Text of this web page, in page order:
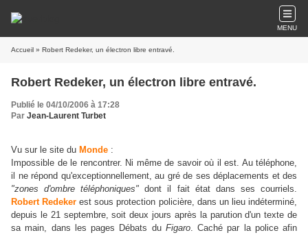
MENU
Accueil » Robert Redeker, un électron libre entravé.
Robert Redeker, un électron libre entravé.
Publié le 04/10/2006 à 17:28
Par Jean-Laurent Turbet
Vu sur le site du Monde :
Impossible de le rencontrer. Ni même de savoir où il est. Au téléphone,
il ne répond qu'exceptionnellement, au gré de ses déplacements et des
"zones d'ombre téléphoniques" dont il fait état dans ses courriels.
Robert Redeker est sous protection policière, dans un lieu indéterminé,
depuis le 21 septembre, soit deux jours après la parution d'un texte de
sa main, dans les pages Débats du Figaro. Caché par la police afin